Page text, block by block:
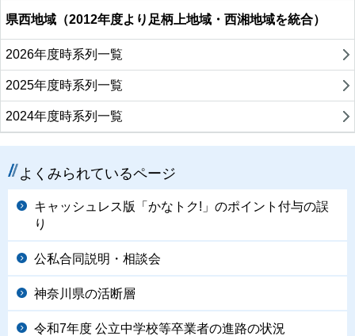
県西地域（2012年度より足柄上地域・西湘地域を統合）
2026年度時系列一覧
2025年度時系列一覧
2024年度時系列一覧
よくみられているページ
キャッシュレス版「かなトク!」のポイント付与の誤
り
公私合同説明・相談会
神奈川県の活断層
令和7年度 公立中学校等卒業者の進路の状況